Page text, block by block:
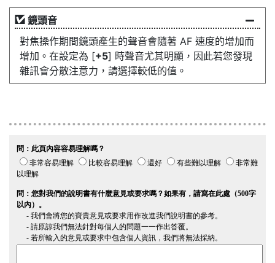
鏡頭音
對焦操作期間鏡頭產生的聲音會隨著 AF 速度的增加而
增加。在設定為 [+5] 時聲音尤其明顯，因此若您發現
雜訊會分散注意力，請選擇較低的值。